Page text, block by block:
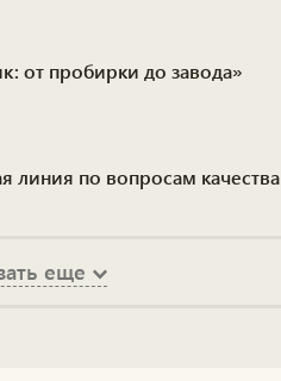
от пробирки до завода»
линия по вопросам
еще